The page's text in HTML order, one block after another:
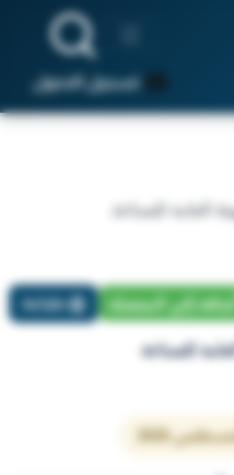
تسجيل الدخول
أضافة إلي المفضلة طباعة